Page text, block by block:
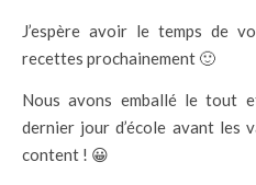
J’espère avoir le temps de
recettes prochainement 🙂
Nous avons emballé le
dernier jour d’école avant les
content ! 😀